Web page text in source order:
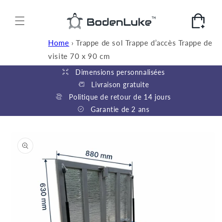
au
Panier
Home › Trappe de sol Trappe d’accès Trappe de
visite 70 x 90 cm
Dimensions personnalisées
Livraison gratuite
Politique de retour de 14 jours
Garantie de 2 ans
informations
produits